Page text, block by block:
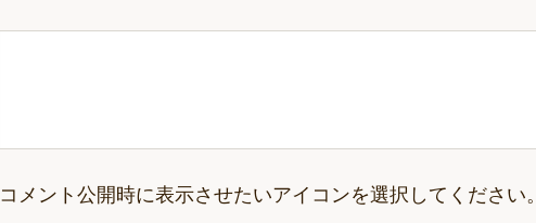
コメント公開時に表示させたいアイコンを選択してください。